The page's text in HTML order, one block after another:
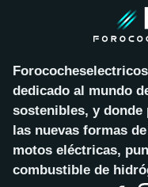
dedicado al mundo
sostenibles, y donde
las nuevas formas
motos eléctricas,
combustible de